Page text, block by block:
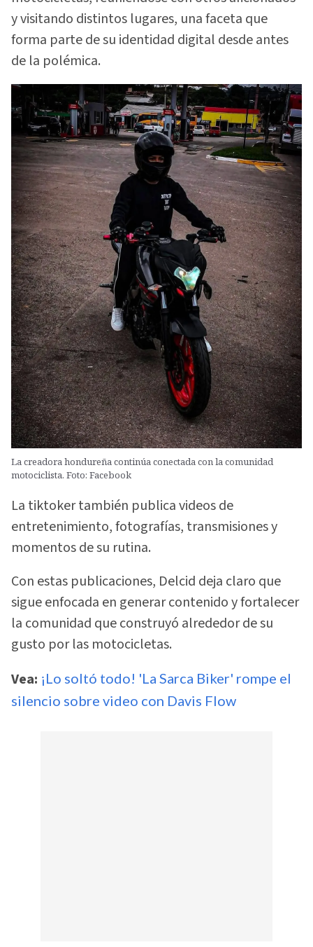
y visitando distintos lugares, una faceta que
forma parte de su identidad digital desde antes
de la polémica.
La creadora hondureña continúa conectada con la comunidad
motociclista. Foto: Facebook
La tiktoker también publica videos de
entretenimiento, fotografías, transmisiones y
momentos de su rutina.
Con estas publicaciones, Delcid deja claro que
sigue enfocada en generar contenido y fortalecer
la comunidad que construyó alrededor de su
gusto por las motocicletas.
Vea: ¡Lo soltó todo! 'La Sarca Biker' rompe el
silencio sobre video con Davis Flow